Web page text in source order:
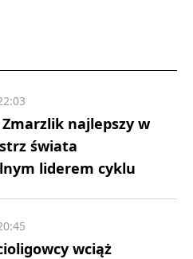
Zmarzlik najlepszy w
świata
liderem cyklu
wciąż